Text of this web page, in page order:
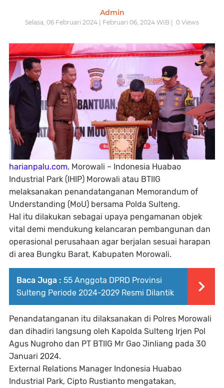
Admin
Selasa, 06 Februari 2024 | Februari 06, 2024 WIB | 0 Views
harianpalu.com, Morowali – Indonesia Huabao
Industrial Park (IHIP) Morowali atau BTIIG
melaksanakan penandatanganan Memorandum of
Understanding (MoU) bersama Polda Sulteng.
Hal itu dilakukan sebagai upaya pengamanan objek
vital demi mendukung kelancaran pembangunan dan
operasional perusahaan agar berjalan sesuai harapan
di area Bungku Barat, Kabupaten Morowali.
Baca Juga : 55 Anggota DPRD Provinsi
Sulteng Periode 2024-2029 Resmi Dilantik
Penandatanganan itu dilaksanakan di Polres Morowali
dan dihadiri langsung oleh Kapolda Sulteng Irjen Pol
Agus Nugroho dan PT BTIIG Mr Gao Jinliang pada 30
Januari 2024.
External Relations Manager Indonesia Huabao
Industrial Park, Cipto Rustianto mengatakan,